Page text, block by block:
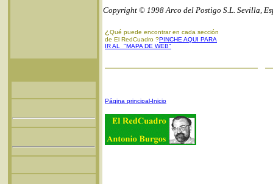
Copyright © 1998 Arco del Postigo S.L. Sevilla,
¿ Qué puede encontrar en cada sección
de El RedCuadro ?PINCHE AQUI PARA
IR AL "MAPA DE WEB"
Página principal-Inicio